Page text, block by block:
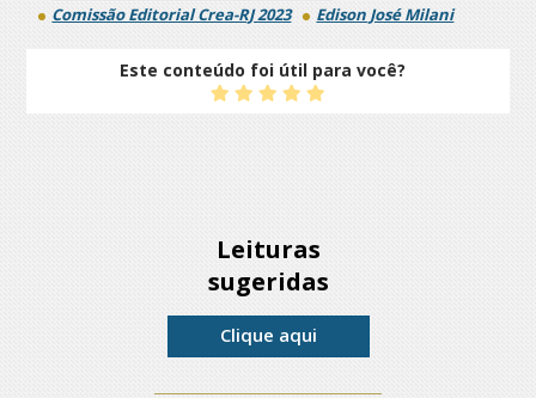
Comissão Editorial Crea-RJ 2023
Edison José Milani
Este conteúdo foi útil para você?
Leituras
sugeridas
Clique aqui